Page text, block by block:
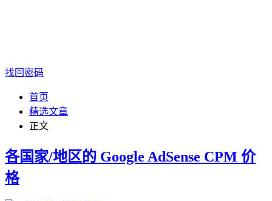
找回密码
首页
精选文章
正文
各国家/地区的 Google AdSense CPM 价
格